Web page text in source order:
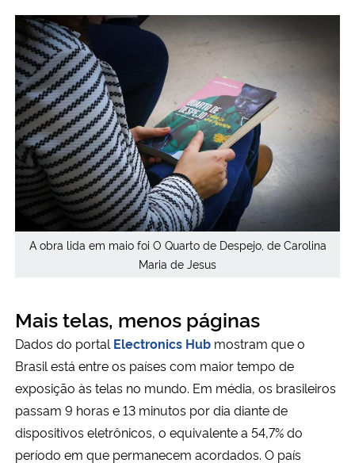
A obra lida em maio foi O Quarto de Despejo, de Carolina
Maria de Jesus
Mais telas, menos páginas
Dados do portal Electronics Hub mostram que o
Brasil está entre os países com maior tempo de
exposição às telas no mundo. Em média, os brasileiros
passam 9 horas e 13 minutos por dia diante de
dispositivos eletrônicos, o equivalente a 54,7% do
período em que permanecem acordados. O país